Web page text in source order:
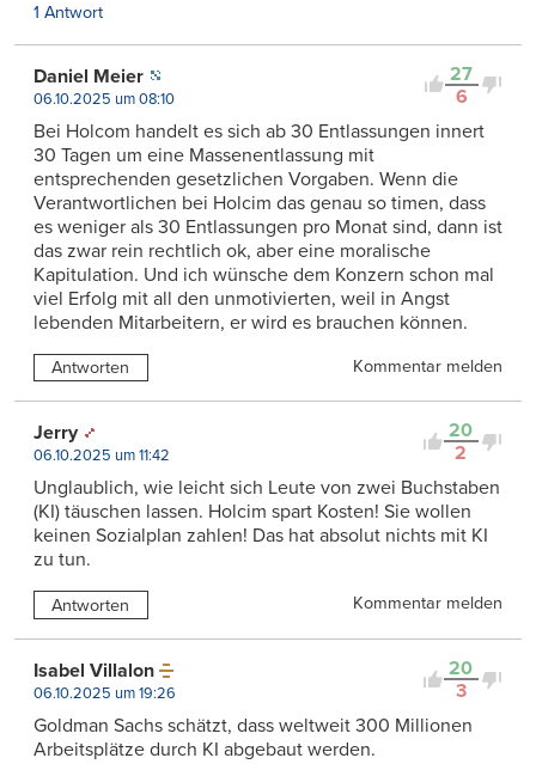
1 Antwort
27
6
Daniel Meier
06.10.2025 um 08:10
Bei Holcom handelt es sich ab 30 Entlassungen innert
30 Tagen um eine Massenentlassung mit
entsprechenden gesetzlichen Vorgaben. Wenn die
Verantwortlichen bei Holcim das genau so timen, dass
es weniger als 30 Entlassungen pro Monat sind, dann ist
das zwar rein rechtlich ok, aber eine moralische
Kapitulation. Und ich wünsche dem Konzern schon mal
viel Erfolg mit all den unmotivierten, weil in Angst
lebenden Mitarbeitern, er wird es brauchen können.
Antworten Kommentar melden
20
2
Jerry
06.10.2025 um 11:42
Unglaublich, wie leicht sich Leute von zwei Buchstaben
(KI) täuschen lassen. Holcim spart Kosten! Sie wollen
keinen Sozialplan zahlen! Das hat absolut nichts mit KI
zu tun.
Antworten Kommentar melden
20
3
Isabel Villalon
06.10.2025 um 19:26
Goldman Sachs schätzt, dass weltweit 300 Millionen
Arbeitsplätze durch KI abgebaut werden.